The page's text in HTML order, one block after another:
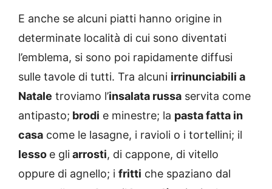
E anche se alcuni piatti hanno origine in
determinate località di cui sono diventati
l’emblema, si sono poi rapidamente diffusi
sulle tavole di tutti. Tra alcuni irrinunciabili a
Natale troviamo l’insalata russa servita come
antipasto; brodi e minestre; la pasta fatta in
casa come le lasagne, i ravioli o i tortellini; il
lesso e gliarrosti, di cappone, di vitello
oppure di agnello; i fritti che spaziano dal